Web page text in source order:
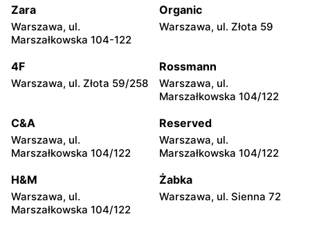
Białystok, ul. Hetmańska 16
Białystok, ul. Produkcyjna
84
Auchan Hipermarket
Toruń, ul. Stanisława
Żółkiewskiego 15
Toruń, ul. Grudziądzka 162
Częstochowa, ul. Stefana
Kisielewskiego 8/16
Auchan Hipermarket
Poczesna, ul. Krakowska 10
Auchan Hipermarket
Bydgoszcz, ul. Mariana
Rejewskiego 3
Auchan Hipermarket
Bydgoszcz, ul. Kruszwicka 1
Auchan Hipermarket
Zara
Warszawa, ul.
Marszałkowska 104-122
Organic
Warszawa, ul. Złota 59
4F
Warszawa, ul. Złota 59/258
Rossmann
Warszawa, ul.
Marszałkowska 104/122
C&A
Warszawa, ul.
Marszałkowska 104/122
Reserved
Warszawa, ul.
Marszałkowska 104/122
H&M
Warszawa, ul.
Marszałkowska 104/122
Żabka
Warszawa, ul. Sienna 72